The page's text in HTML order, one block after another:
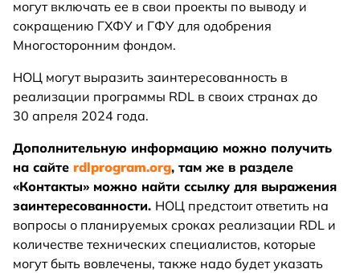
могут включать ее в свои проекты по выводу и
сокращению ГХФУ и ГФУ для одобрения
Многосторонним фондом.
НОЦ могут выразить заинтересованность в
реализации программы RDL в своих странах до
30 апреля 2024 года.
Дополнительную информацию можно получить
на сайте rdlprogram.org, там же в разделе
«Контакты» можно найти ссылку для выражения
заинтересованности. НОЦ предстоит ответить на
вопросы о планируемых сроках реализации RDL и
количестве технических специалистов, которые
могут быть вовлечены, также надо будет указать